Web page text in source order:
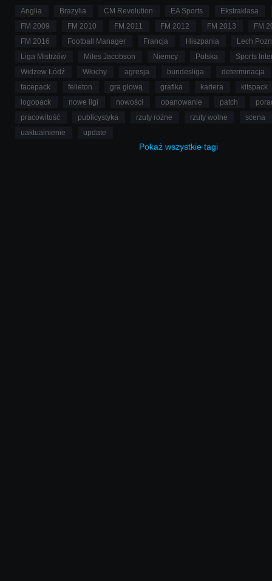
Anglia Brazylia CM Revolution EA Sports
Ekstraklasa
FM 2009
FM 2010 FM 2011 FM 2012 FM 2013
FM
FM 2016
Football Manager Francja Hiszpania
Lech
Liga Mistrzów
Miles Jacobson Niemcy Polska
Sports
Widzew Łódź
Włochy agresja bundesliga
determinacja
facepack
felieton gra głową grafika kariera
kitspack
logopack
nowe ligi nowości opanowanie patch
pracowitość
publicystyka rzuty rożne rzuty wolne
scena
uaktualnienie
update
Pokaż wszystkie tagi